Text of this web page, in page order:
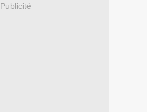
Publicité